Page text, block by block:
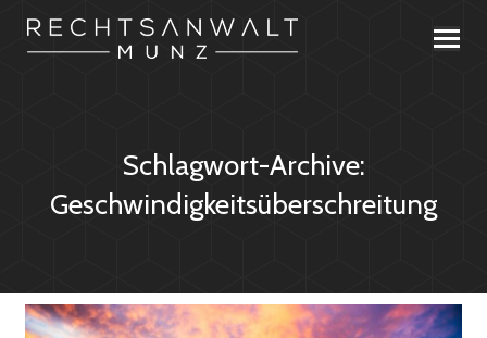
Schlagwort-Archive:
Geschwindigkeitsüberschreitung